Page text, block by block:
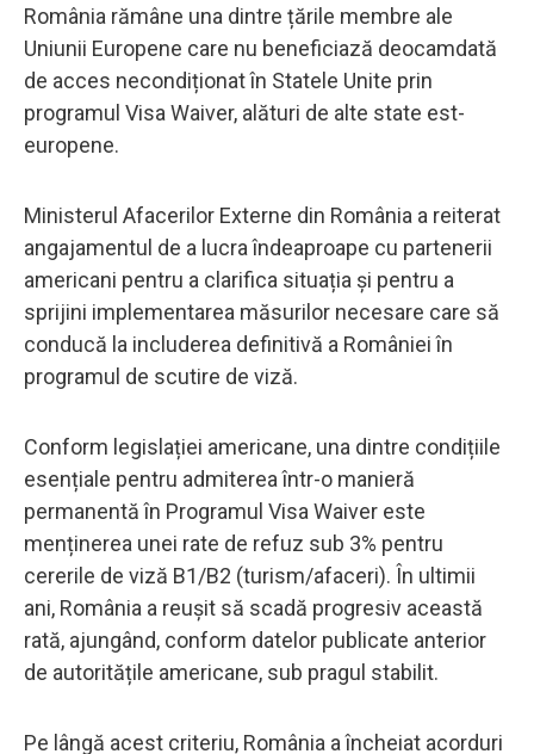
România rămâne una dintre țările membre ale
Uniunii Europene care nu beneficiază deocamdată
de acces necondiționat în Statele Unite prin
programul Visa Waiver, alături de alte state est-
europene.
Ministerul Afacerilor Externe din România a reiterat
angajamentul de a lucra îndeaproape cu partenerii
americani pentru a clarifica situația și pentru a
sprijini implementarea măsurilor necesare care să
conducă la includerea definitivă a României în
programul de scutire de viză.
Conform legislației americane, una dintre condițiile
esențiale pentru admiterea într-o manieră
permanentă în Programul Visa Waiver este
menținerea unei rate de refuz sub 3% pentru
cererile de viză B1/B2 (turism/afaceri). În ultimii
ani, România a reușit să scadă progresiv această
rată, ajungând, conform datelor publicate anterior
de autoritățile americane, sub pragul stabilit.
Pe lângă acest criteriu, România a încheiat acorduri